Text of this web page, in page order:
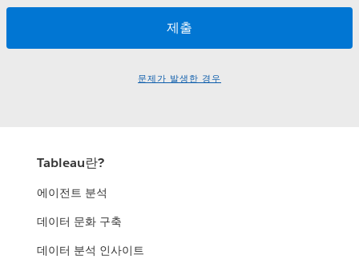
문제가 발생한 경우
Tableau란?
에이전트 분석
데이터 문화 구축
데이터 분석 인사이트